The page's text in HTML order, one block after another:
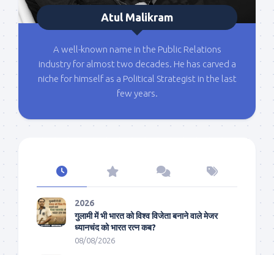
Atul Malikram
A well-known name in the Public Relations
industry for almost two decades. He has carved a
niche for himself as a Political Strategist in the last
few years.
2026
गुलामी में भी भारत को विश्व विजेता बनाने वाले मेजर
ध्यानचंद को भारत रत्न कब?
08/08/2026